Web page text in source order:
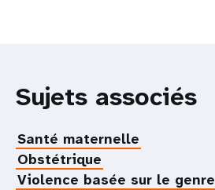
Sujets associés
Santé maternelle
Obstétrique
Violence basée sur le genre